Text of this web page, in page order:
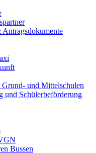
Grund- und Mittelschulen
und Schülerbeförderung
Bussen